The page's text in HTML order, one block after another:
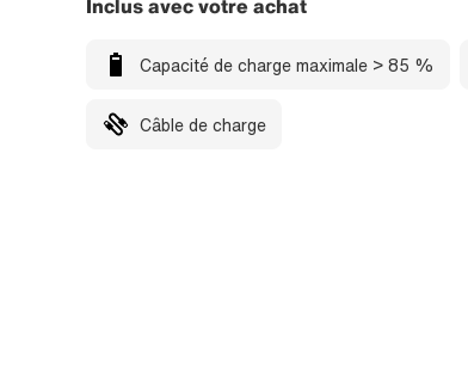
Inclus avec votre achat
Capacité de charge maximale > 85 %
Câble de charge